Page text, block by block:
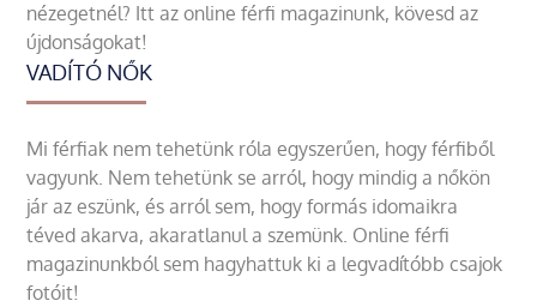
nézegetnél? Itt az online férfi magazinunk, kövesd az
újdonságokat!
VADÍTÓ NŐK
Mi férfiak nem tehetünk róla egyszerűen, hogy férfiből
vagyunk. Nem tehetünk se arról, hogy mindig a nőkön
jár az eszünk, és arról sem, hogy formás idomaikra
téved akarva, akaratlanul a szemünk. Online férfi
magazinunkból sem hagyhattuk ki a legvadítóbb csajok
fotóit!